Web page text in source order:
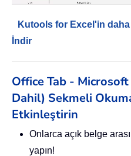
Kutools for Excel'in daha
İndir
Office Tab -
Dahil) Sekmeli
Etkinleştirin
Onlarca açık belge
yapın!